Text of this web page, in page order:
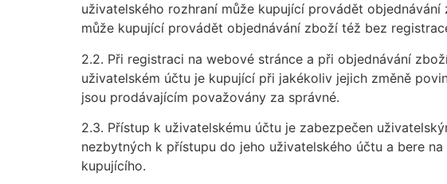
uživatelského rozhraní může kupující provádět objednávání
může kupující provádět objednávání zboží též bez
2.2. Při registraci na webové stránce a při objednávání
uživatelském účtu je kupující při jakékoliv jejich změně
jsou prodávajícím považovány za správné.
2.3. Přístup k uživatelskému účtu je zabezpečen
nezbytných k přístupu do jeho uživatelského účtu a bere
kupujícího.